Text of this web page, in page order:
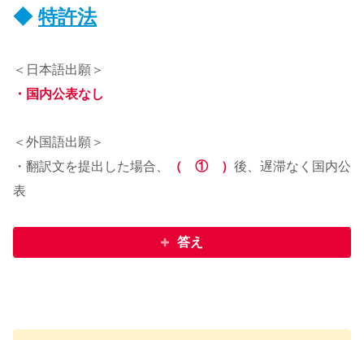
◆ 特許法
＜日本語出願＞
・国内公表なし
＜外国語出願＞
・翻訳文を提出した場合、
（ ① ） 後、遅滞なく国内公
表
答え